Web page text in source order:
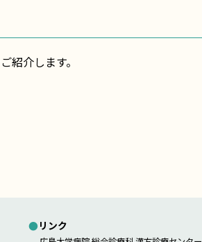
ご紹介します。
●リンク